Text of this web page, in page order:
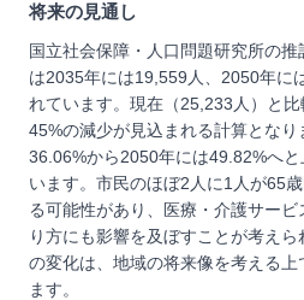
将来の見通し
国立社会保障・人口問題研究所の
は2035年には19,559人、2050年に
れています。現在（25,233人）と
45%の減少が見込まれる計算とな
36.06%から2050年には49.82%へ
います。市民のほぼ2人に1人が65
る可能性があり、医療・介護サー
り方にも影響を及ぼすことが考え
の変化は、地域の将来像を考える
ます。